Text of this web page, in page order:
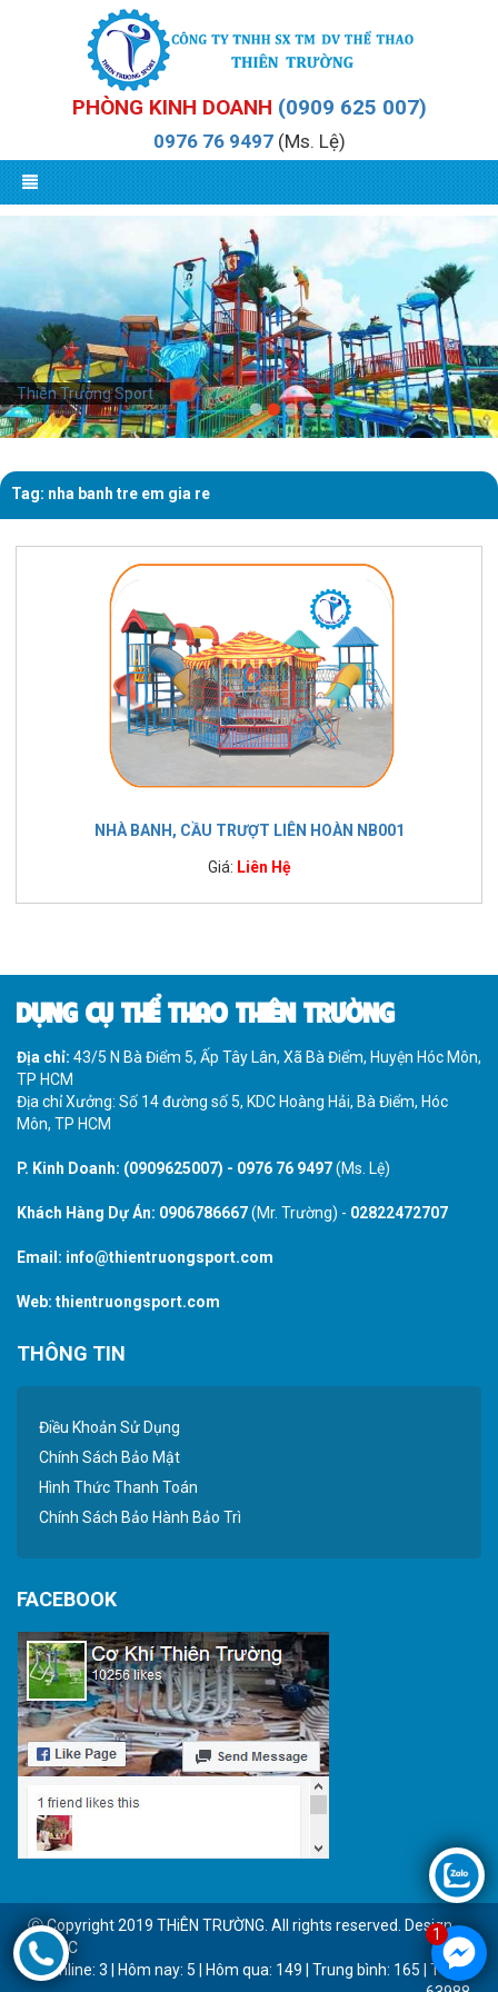
PHÒNG KINH DOANH (0909 625 007)
0976 76 9497(Ms. Lệ)
Thiên Trường Sport
Tag: nha banh tre em gia re
NHÀ BANH, CẦU TRƯỢT LIÊN HOÀN NB001
Giá: Liên Hệ
DỤNG CỤ THỂ THAO THIÊN TRƯỜNG
Địa chỉ: 43/5 N Bà Điểm 5, Ấp Tây Lân, Xã Bà Điểm, Huyện Hóc Môn,
TP HCM
Địa chỉ Xưởng: Số 14 đường số 5, KDC Hoàng Hải, Bà Điểm, Hóc
Môn, TP HCM
P. Kinh Doanh: (0909625007) - 0976 76 9497(Ms. Lệ)
Khách Hàng Dự Án: 0906786667(Mr. Trường) - 02822472707
Email: info@thientruongsport.com
Web: thientruongsport.com
THÔNG TIN
Điều Khoản Sử Dụng
Chính Sách Bảo Mật
Hình Thức Thanh Toán
Chính Sách Bảo Hành Bảo Trì
FACEBOOK
Ⓒ Copyright 2019 THiÊN TRƯỜNG. All rights reserved. Design
by BTC
Online: 3 | Hôm nay: 5 | Hôm qua: 149 | Trung bình: 165 | Tổng:
1